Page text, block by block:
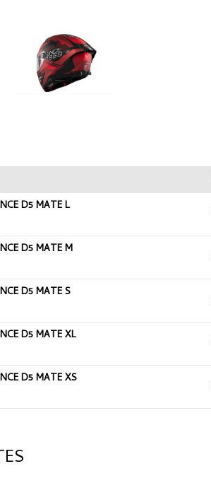
D5 MATE L
D5 MATE M
D5 MATE S
D5 MATE XL
D5 MATE XS